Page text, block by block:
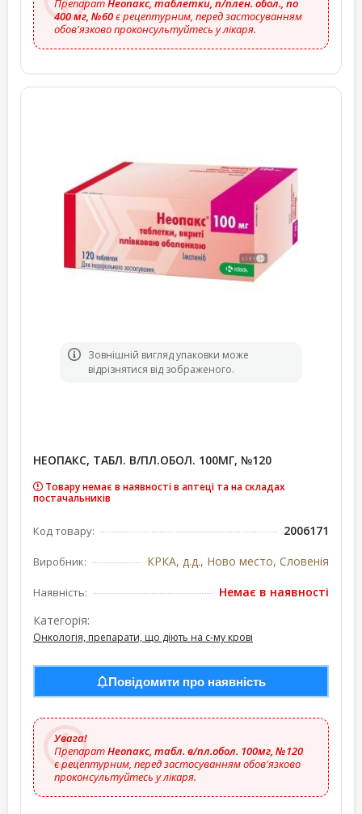
ПрепаратНеопакс, таблетки, п/плен. обол., по
400 мг, №60є рецептурним, перед застосуванням
обов'язково проконсультуйтесь у лікаря.
Зовнішній вигляд упаковки може
відрізнятися від зображеного.
НЕОПАКС, ТАБЛ. В/ПЛ.ОБОЛ. 100МГ, №120
Товару немає в наявності в аптеці та на складах
постачальників
Код товару: 2006171
Виробник: КРКА, д.д., Ново место, Словенія
Наявність:
Немає в наявності
Категорія:
Онкологія, препарати, що діють на с-му крові
Повідомити про наявність
Увага!
ПрепаратНеопакс, табл. в/пл.обол. 100мг, №120
є рецептурним, перед застосуванням обов'язково
проконсультуйтесь у лікаря.